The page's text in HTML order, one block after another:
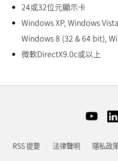
24或32位元顯示卡
Windows XP, Windows
Windows 8 (32 & 64 bit),
微軟DirectX9.0c或以上
RSS 提要 法律聲明 隱私政